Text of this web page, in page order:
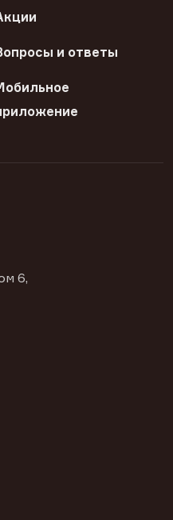
и ответы
6,